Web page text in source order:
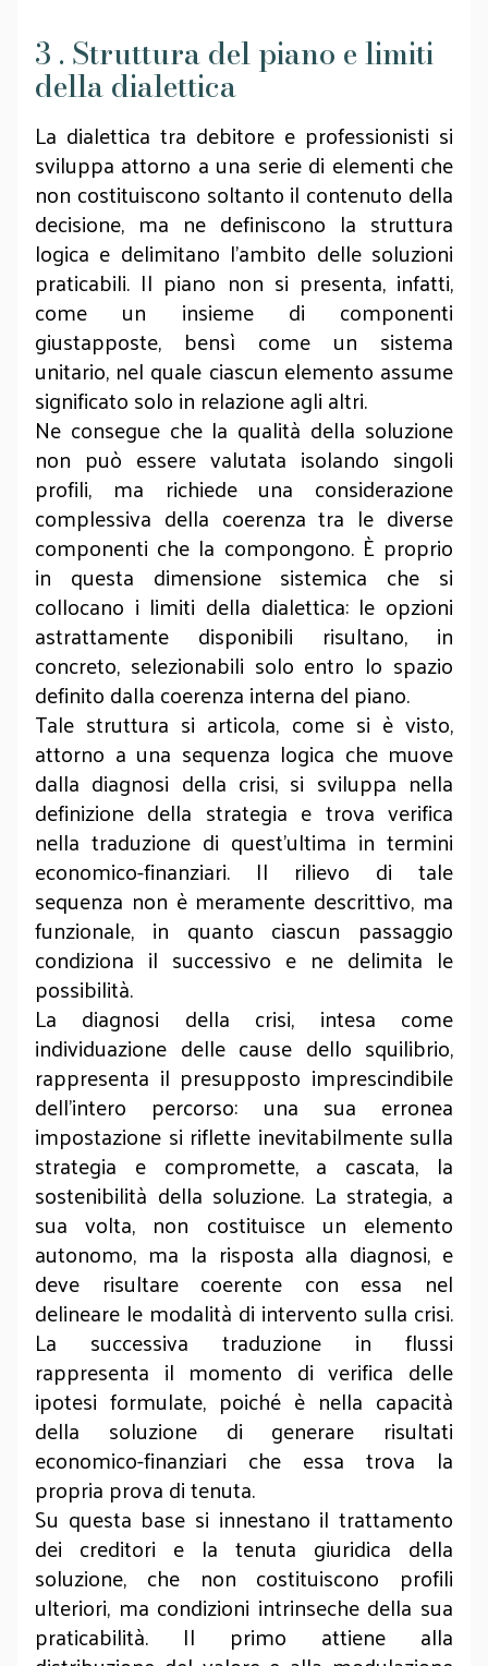
3 . Struttura del piano e limiti
della dialettica
La dialettica tra debitore e professionisti si
sviluppa attorno a una serie di elementi che
non costituiscono soltanto il contenuto della
decisione, ma ne definiscono la struttura
logica e delimitano l’ambito delle soluzioni
praticabili. Il piano non si presenta, infatti,
come un insieme di componenti
giustapposte, bensì come un sistema
unitario, nel quale ciascun elemento assume
significato solo in relazione agli altri.
Ne consegue che la qualità della soluzione
non può essere valutata isolando singoli
profili, ma richiede una considerazione
complessiva della coerenza tra le diverse
componenti che la compongono. È proprio
in questa dimensione sistemica che si
collocano i limiti della dialettica: le opzioni
astrattamente disponibili risultano, in
concreto, selezionabili solo entro lo spazio
definito dalla coerenza interna del piano.
Tale struttura si articola, come si è visto,
attorno a una sequenza logica che muove
dalla diagnosi della crisi, si sviluppa nella
definizione della strategia e trova verifica
nella traduzione di quest’ultima in termini
economico-finanziari. Il rilievo di tale
sequenza non è meramente descrittivo, ma
funzionale, in quanto ciascun passaggio
condiziona il successivo e ne delimita le
possibilità.
La diagnosi della crisi, intesa come
individuazione delle cause dello squilibrio,
rappresenta il presupposto imprescindibile
dell’intero percorso: una sua erronea
impostazione si riflette inevitabilmente sulla
strategia e compromette, a cascata, la
sostenibilità della soluzione. La strategia, a
sua volta, non costituisce un elemento
autonomo, ma la risposta alla diagnosi, e
deve risultare coerente con essa nel
delineare le modalità di intervento sulla crisi.
La successiva traduzione in flussi
rappresenta il momento di verifica delle
ipotesi formulate, poiché è nella capacità
della soluzione di generare risultati
economico-finanziari che essa trova la
propria prova di tenuta.
Su questa base si innestano il trattamento
dei creditori e la tenuta giuridica della
soluzione, che non costituiscono profili
ulteriori, ma condizioni intrinseche della sua
praticabilità. Il primo attiene alla